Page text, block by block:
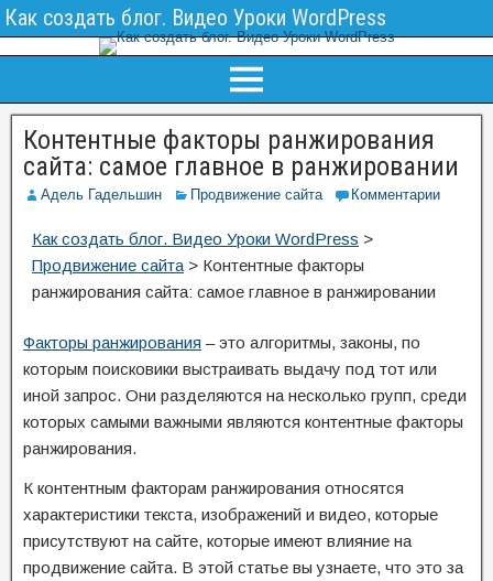
Как создать блог. Видео Уроки WordPress
Контентные факторы ранжирования
сайта: самое главное в ранжировании
Адель Гадельшин Продвижение сайта Комментарии
Как создать блог. Видео Уроки WordPress >
Продвижение сайта > Контентные факторы
ранжирования сайта: самое главное в ранжировании
Факторы ранжирования – это алгоритмы, законы, по
которым поисковики выстраивать выдачу под тот или
иной запрос. Они разделяются на несколько групп, среди
которых самыми важными являются контентные факторы
ранжирования.
К контентным факторам ранжирования относятся
характеристики текста, изображений и видео, которые
присутствуют на сайте, которые имеют влияние на
продвижение сайта. В этой статье вы узнаете, что это за